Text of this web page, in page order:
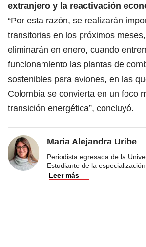
extranjero y la reactivación
“Por esta razón, se realizarán
transitorias en los próximos
eliminarán en enero, cuando
funcionamiento las plantas de
sostenibles para aviones, en las
Colombia se convierta en un foco
transición energética”, concluyó.
Maria Alejandra Uribe
Periodista egresada de la
Estudiante de la
Leer más